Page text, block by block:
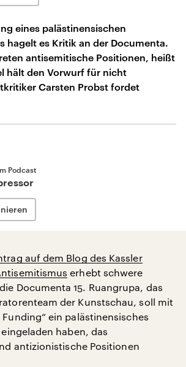
eines palästinensischen
hagelt es Kritik an der Documenta.
antisemitische Positionen, heißt
hält den Vorwurf für nicht
Carsten Probst fordet
Podcast
auf dem Blog des Kassler
erhebt schwere
Documenta 15. Ruangrupa, das
der Kunstschau, soll mit
Funding“ ein palästinensisches
haben, das
antizionistische Positionen